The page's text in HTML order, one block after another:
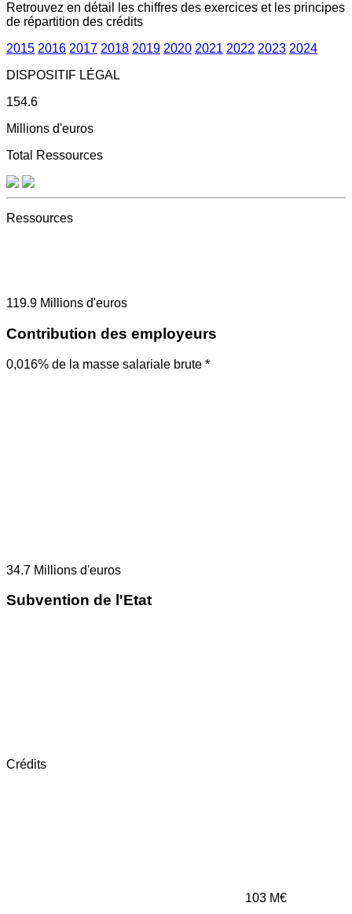
Retrouvez en détail les chiffres des exercices et les principes
de répartition des crédits
2015 2016 2017 2018 2019 2020 2021 2022 2023 2024
DISPOSITIF LÉGAL
154.6
Millions d'euros
Total Ressources
Ressources
119.9 Millions d'euros
Contribution des employeurs
0,016% de la masse salariale brute *
34.7 Millions d'euros
Subvention de l'Etat
Crédits
103 M€